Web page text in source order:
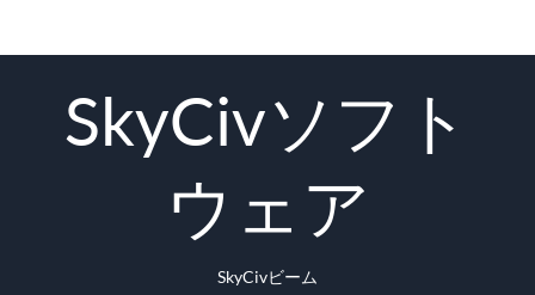
SkyCivソフト
ウェア
SkyCivビーム